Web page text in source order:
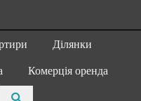
Ділянки
Комерція оренда